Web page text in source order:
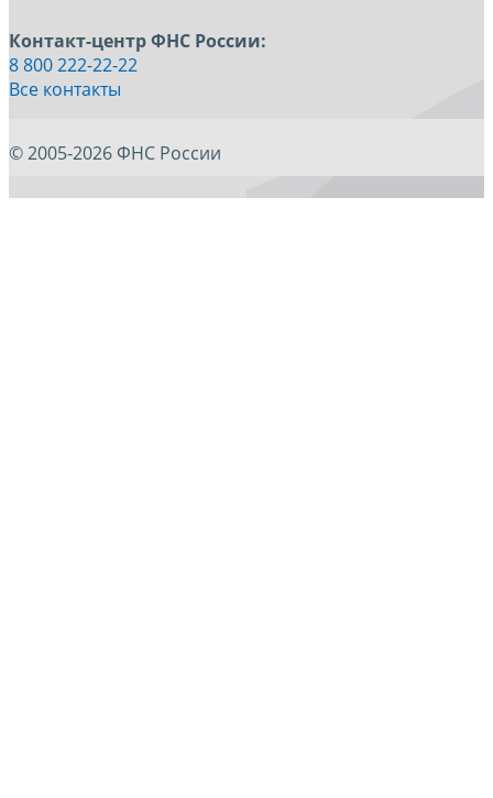
Контакт-центр ФНС России:
8 800 222-22-22
Все контакты
© 2005-2026 ФНС России